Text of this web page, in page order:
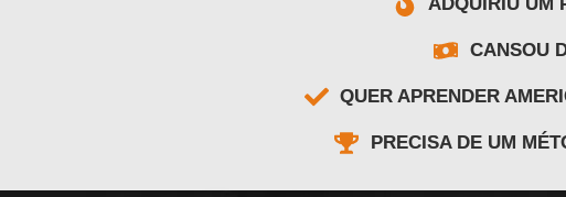
CANSOU
QUER APRENDER
PRECISA DE UM